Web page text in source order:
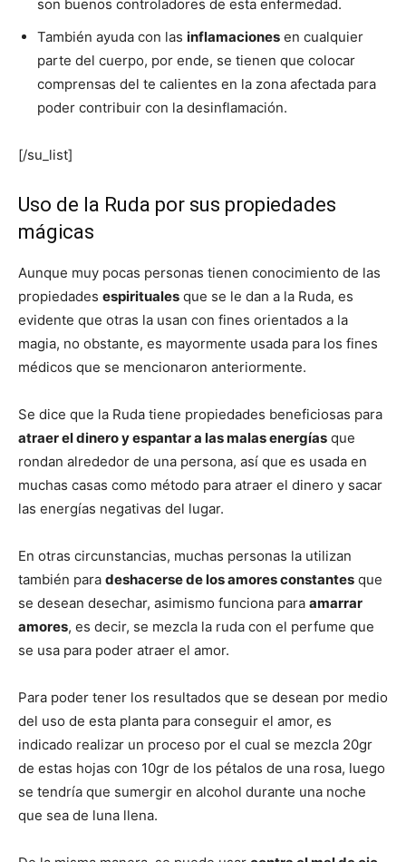
son buenos controladores de esta enfermedad.
También ayuda con las inflamaciones en cualquier
parte del cuerpo, por ende, se tienen que colocar
comprensas del te calientes en la zona afectada para
poder contribuir con la desinflamación.
[/su_list]
Uso de la Ruda por sus propiedades
mágicas
Aunque muy pocas personas tienen conocimiento de las
propiedades espirituales que se le dan a la Ruda, es
evidente que otras la usan con fines orientados a la
magia, no obstante, es mayormente usada para los fines
médicos que se mencionaron anteriormente.
Se dice que la Ruda tiene propiedades beneficiosas para
atraer el dinero y espantar a las malas energías que
rondan alrededor de una persona, así que es usada en
muchas casas como método para atraer el dinero y sacar
las energías negativas del lugar.
En otras circunstancias, muchas personas la utilizan
también para deshacerse de los amores constantes que
se desean desechar, asimismo funciona para amarrar
amores, es decir, se mezcla la ruda con el perfume que
se usa para poder atraer el amor.
Para poder tener los resultados que se desean por medio
del uso de esta planta para conseguir el amor, es
indicado realizar un proceso por el cual se mezcla 20gr
de estas hojas con 10gr de los pétalos de una rosa, luego
se tendría que sumergir en alcohol durante una noche
que sea de luna llena.